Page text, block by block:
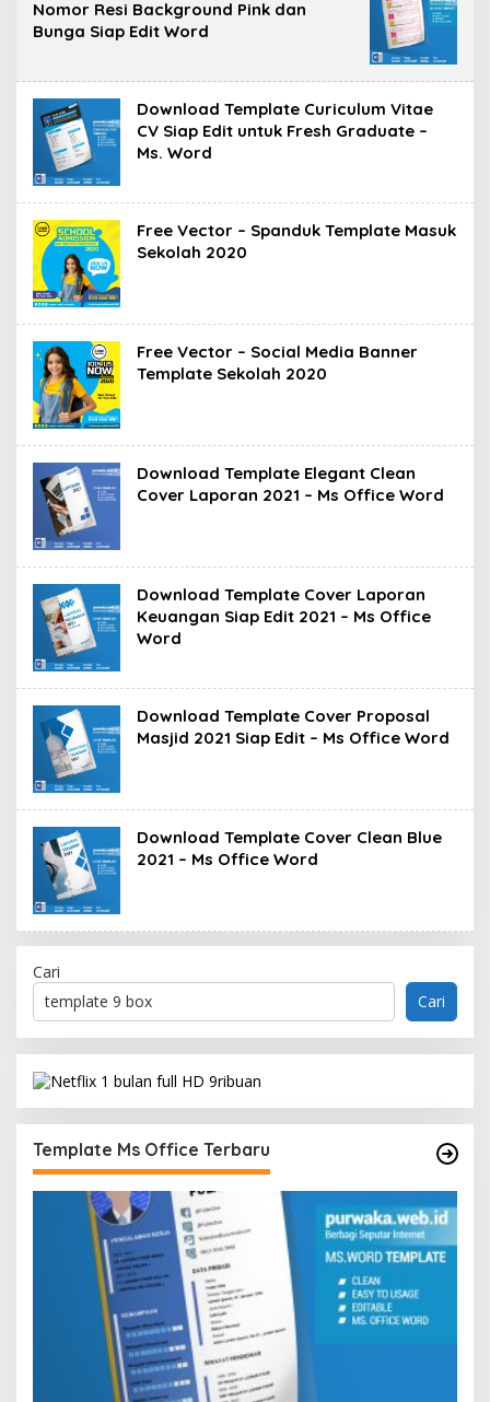
Nomor Resi Background Pink dan
Bunga Siap Edit Word
Download Template Curiculum Vitae
CV Siap Edit untuk Fresh Graduate –
Ms. Word
Free Vector – Spanduk Template Masuk
Sekolah 2020
Free Vector – Social Media Banner
Template Sekolah 2020
Download Template Elegant Clean
Cover Laporan 2021 – Ms Office Word
Download Template Cover Laporan
Keuangan Siap Edit 2021 – Ms Office
Word
Download Template Cover Proposal
Masjid 2021 Siap Edit – Ms Office Word
Download Template Cover Clean Blue
2021 – Ms Office Word
Cari
Cari
Template Ms Office Terbaru